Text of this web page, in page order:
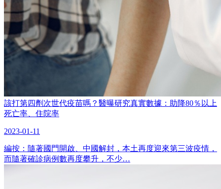
該打第四劑次世代疫苗嗎？醫曝研究真實數據：助降80％以上
死亡率、住院率
2023-01-11
編按：隨著國門開啟、中國解封，本土再度迎來第三波疫情，
而隨著確診病例數再度攀升，不少…